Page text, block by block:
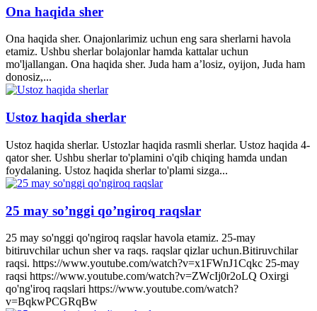
Ona haqida sher
Ona haqida sher. Onajonlarimiz uchun eng sara sherlarni havola
etamiz. Ushbu sherlar bolajonlar hamda kattalar uchun
mo'ljallangan. Ona haqida sher. Juda ham a’losiz, oyijon, Juda ham
donosiz,...
Ustoz haqida sherlar
Ustoz haqida sherlar. Ustozlar haqida rasmli sherlar. Ustoz haqida 4-
qator sher. Ushbu sherlar to'plamini o'qib chiqing hamda undan
foydalaning. Ustoz haqida sherlar to'plami sizga...
25 may so’nggi qo’ngiroq raqslar
25 may so'nggi qo'ngiroq raqslar havola etamiz. 25-may
bitiruvchilar uchun sher va raqs. raqslar qizlar uchun.Bitiruvchilar
raqsi. https://www.youtube.com/watch?v=x1FWnJ1Cqkc 25-may
raqsi https://www.youtube.com/watch?v=ZWcIj0r2oLQ Oxirgi
qo'ng'iroq raqslari https://www.youtube.com/watch?
v=BqkwPCGRqBw